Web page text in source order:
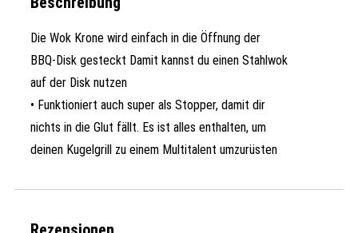
Die Wok Krone wird einfach in die Öffnung der
BBQ-Disk gesteckt Damit kannst du einen Stahlwok
auf der Disk nutzen
• Funktioniert auch super als Stopper, damit dir
nichts in die Glut fällt. Es ist alles enthalten, um
deinen Kugelgrill zu einem Multitalent umzurüsten